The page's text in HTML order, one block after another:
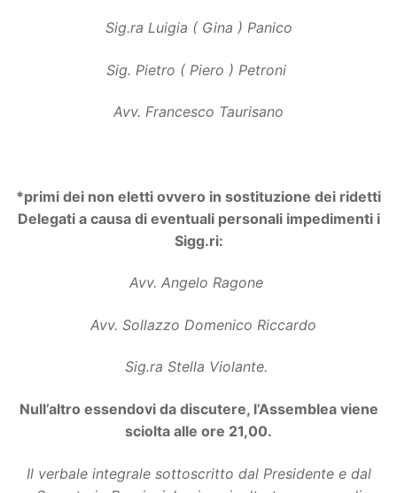
Sig.ra Luigia ( Gina ) Panico
Sig. Pietro ( Piero ) Petroni
Avv. Francesco Taurisano
*primi dei non eletti ovvero in sostituzione dei ridetti
Delegati a causa di eventuali personali impedimenti i
Sigg.ri:
Avv. Angelo Ragone
Avv. Sollazzo Domenico Riccardo
Sig.ra Stella Violante.
Null’altro essendovi da discutere, l’Assemblea viene
sciolta alle ore 21,00.
Il verbale integrale sottoscritto dal Presidente e dal